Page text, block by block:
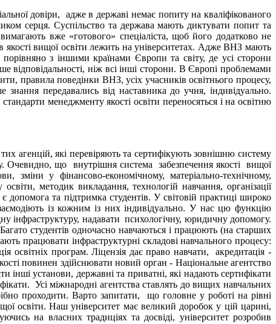
довіри, адже в державі немає попиту на кваліфікованого
серця. Суспільство та держава мають диктувати попит та
вже «готового» спеціаліста, щоб його додатково не
якості вищої освіти лежить на університетах. Адже ВНЗ мають
з іншими країнами Європи та світу, де усі сторони
відповідальності, ніж всі інші сторони. В Європі проблемами
правила поведінки ВНЗ, усіх учасників освітнього процесу,
знання передавались від наставника до учня, індивідуально.
менеджменту якості освіти переносяться і на освітню
агенцій, які перевіряють та сертифікують зовнішню систему
Очевидно, що внутрішня система забезпечення якості вищої
зміни у фінансово-економічному, матеріально-технічному,
методик викладання, технологій навчання, організації
допомога та підтримка студентів. У світовій практиці широко
із кожним із них індивідуально. У нас цю функцію
інфраструктуру, надавати психологічну, юридичну допомогу.
студентів одночасно навчаються і працюють (на старших
працювати інфраструктурні складові навчального процесу:
освітніх програм. Ліцензія дає право навчати, акредитація -
повинен здійснювати новий орган - Національне агентство
установи, державні та приватні, які надають сертифікати
Усі міжнародні агентства ставлять до вищих навчальних
проходити. Варто запитати, що головне у роботі на рівні
освіти. Наш університет має великий доробок у цій царині,
на власних традиціях та досвіді, університет розробив